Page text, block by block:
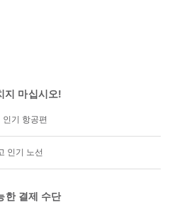
지 마십시오!
인기 항공편
인기 노선
한 결제 수단